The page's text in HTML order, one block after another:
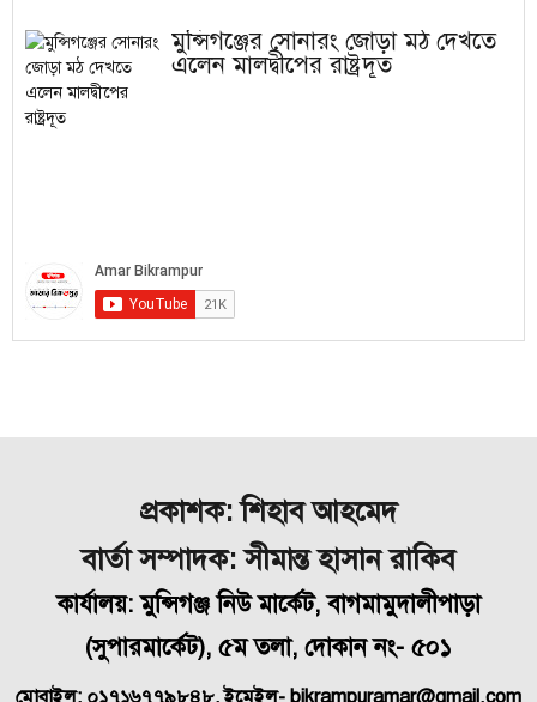
মুন্সিগঞ্জের সোনারং জোড়া মঠ দেখতে
এলেন মালদ্বীপের রাষ্ট্রদূত
প্রকাশক: শিহাব আহমেদ
বার্তা সম্পাদক: সীমান্ত হাসান রাকিব
কার্যালয়: মুন্সিগঞ্জ নিউ মার্কেট, বাগমামুদালীপাড়া
(সুপারমার্কেট), ৫ম তলা, দোকান নং- ৫০১